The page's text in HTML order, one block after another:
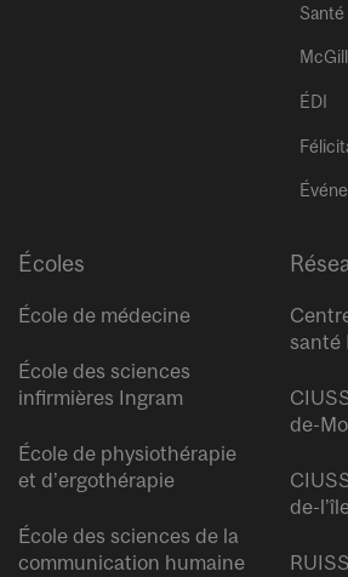
ÉDI
Écoles
École de médecine
École des sciences
infirmières Ingram
École de physiothérapie
et d’ergothérapie
École des sciences de la
communication humaine
santé
de-
de-